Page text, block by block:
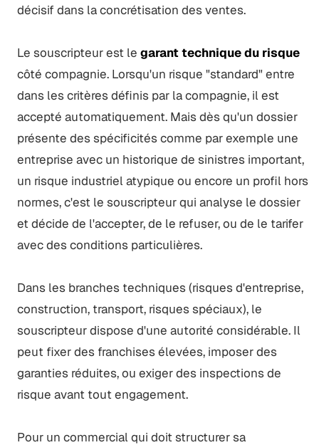
décisif dans la concrétisation des ventes.
Le souscripteur est le garant technique du risque
côté compagnie. Lorsqu'un risque "standard" entre
dans les critères définis par la compagnie, il est
accepté automatiquement. Mais dès qu'un dossier
présente des spécificités comme par exemple une
entreprise avec un historique de sinistres important,
un risque industriel atypique ou encore un profil hors
normes, c'est le souscripteur qui analyse le dossier
et décide de l'accepter, de le refuser, ou de le tarifer
avec des conditions particulières.
Dans les branches techniques (risques d'entreprise,
construction, transport, risques spéciaux), le
souscripteur dispose d'une autorité considérable. Il
peut fixer des franchises élevées, imposer des
garanties réduites, ou exiger des inspections de
risque avant tout engagement.
Pour un commercial qui doit structurer sa